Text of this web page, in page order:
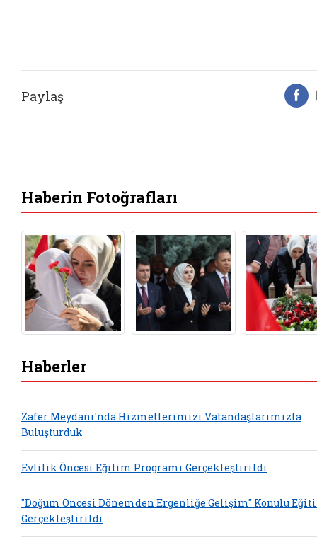
Paylaş
Haberin Fotoğrafları
Haberler
Zafer Meydanı'nda Hizmetlerimizi Vatandaşlarımızla
Buluşturduk
Evlilik Öncesi Eğitim Programı Gerçekleştirildi
"Doğum Öncesi Dönemden Ergenliğe Gelişim" Konulu
Gerçekleştirildi